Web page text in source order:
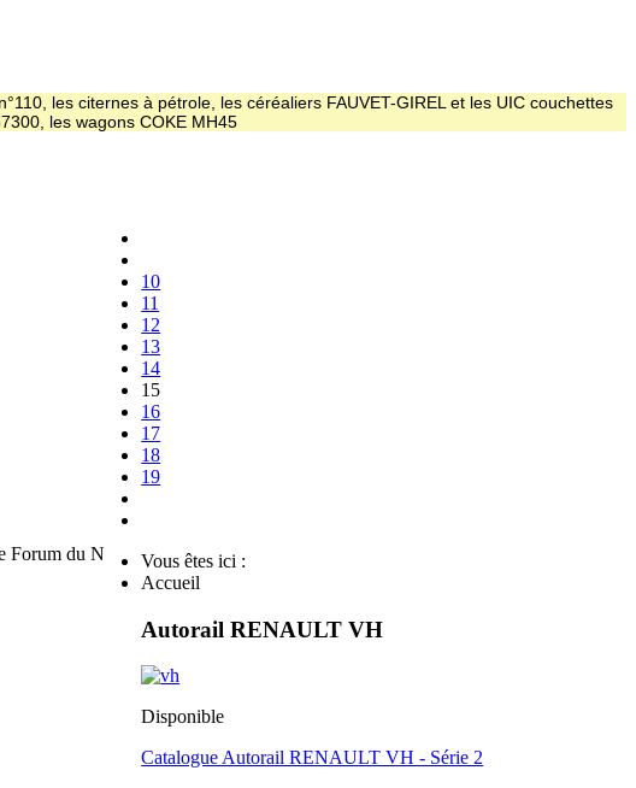
les citernes à pétrole, les céréaliers FAUVET-GIREL et les UIC couchettes
les wagons COKE MH45
Forum du N
10
11
12
13
14
15
16
17
18
19
Vous êtes ici :
Accueil
Autorail RENAULT VH
Disponible
Catalogue Autorail RENAULT VH - Série 2